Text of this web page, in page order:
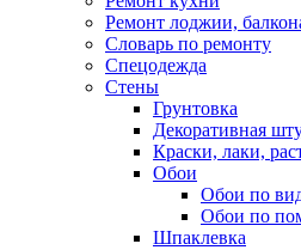
Ремонт лоджии,
Словарь по ремонту
Спецодежда
Стены
Грунтовка
Декоративная
Краски, лаки,
Обои
Обои по
Обои по
Шпаклевка